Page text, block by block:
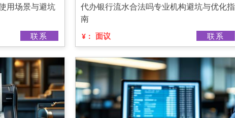
用场景与避坑
联系
代办银行流水合法吗专业机构避坑与优化指
南
¥： 面议 联系